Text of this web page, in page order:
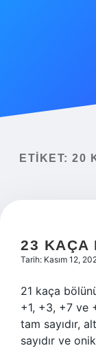
ETIKET: 20
23 KAÇA
Tarih: Kasım 12,
21 kaça
+1, +3, +7 ve
tam sayıdır,
sayıdır ve